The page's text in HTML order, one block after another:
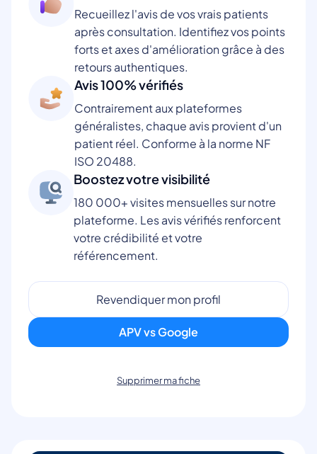
Recueillez l'avis de vos vrais patients
après consultation. Identifiez vos points
forts et axes d'amélioration grâce à des
retours authentiques.
Avis 100% vérifiés
Contrairement aux plateformes
généralistes, chaque avis provient d'un
patient réel. Conforme à la norme NF
ISO 20488.
Boostez votre visibilité
180 000+ visites mensuelles sur notre
plateforme. Les avis vérifiés renforcent
votre crédibilité et votre
référencement.
Revendiquer mon profil
APV vs Google
Supprimer ma fiche